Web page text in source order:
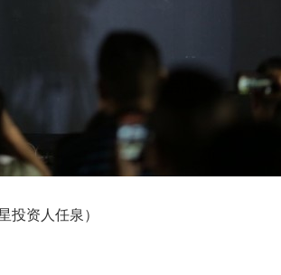
投资人任泉）